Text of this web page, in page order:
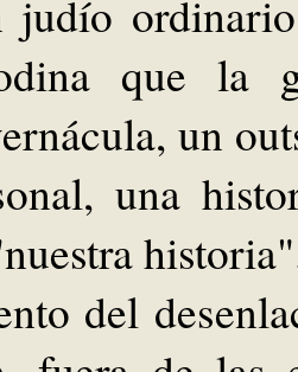
judío
que la
un
una
del